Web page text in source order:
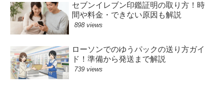
セブンイレブン印鑑証明の取り方！時
間や料金・できない原因も解説
898 views
ローソンでのゆうパックの送り方ガイ
ド！準備から発送まで解説
739 views